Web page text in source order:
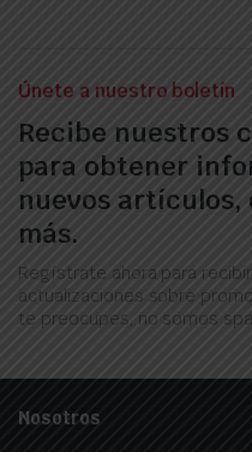
Únete a nuestro boletín
Recibe nuestros
para obtener
nuevos artículos,
más.
Regístrate ahora para
actualizaciones sobre
te preocupes, no somos
Nosotros